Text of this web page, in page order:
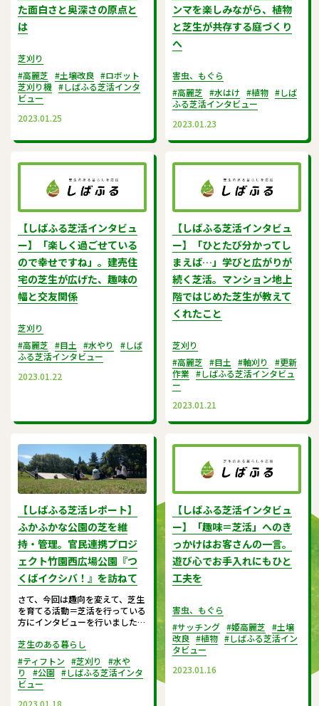
た面白さと奥深さの原点と
は
芝刈り
#高麗芝 #土壌改良 #ロボット
芝刈り機 #しばふる芝活インタ
ビュー
2023.01.25
ンマを楽しみながら、植物
と芝生が共存する庭づくり
へ
害虫、もぐら
#高麗芝
#水はけ #植物 #しば
ふる芝活インタビュー
2023.01.23
【しばふる芝活インタビュ
ー】「楽しく過ごせている
ので幸せですね」。建売住
宅の芝生が広げた、趣味の
幅と交友関係
芝刈り
#高麗芝 #目土 #水やり
#しば
ふる芝活インタビュー
2023.01.22
【しばふる芝活インタビュ
ー】「ひとたび分かってし
まえば…」学びと広がりが
続く芝活。マンション地上
階ではじめた芝生が教えて
くれたこと
芝刈り
#高麗芝
#目土 #軸刈り
#更新
作業
#しばふる芝活インタビュ
ー
2023.01.21
【しばふる芝活レポート】
ふかふかな公園の芝を維
持・管理。官民連携プロジ
ェクト竹園西広場公園『つ
くばイクシバ！』を訪ねて
さて、今回は趣向を変えて、芝生
を育てる活動＝芝活を行っている
方にインタビューを行いました。
バ！』さん
（@tkb_ikushiba）。新興住宅
地に佇む公園の芝生を管理するボ
ランティア団体について取材して
きました。それではご覧くださ
い。
芝生のある暮らし
#ティフトン #芝刈り
#水や
り
#公園 #しばふる芝活インタ
ビュー
【しばふる芝活インタビュ
ー】「趣味＝芝活」へのき
っかけはお客さんの一言。
遊び心でお手入れにもひと
工夫を
害虫、もぐら
#サッチング #姫高麗芝
#土壌
改良 #植物 #しばふる芝活イン
タビュー
2023.01.16